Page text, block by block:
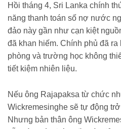
Hồi tháng 4, Sri Lanka chính
năng thanh toán số nợ nước
đảo này gần như cạn kiệt
đã khan hiếm. Chính phủ đã
phòng và trường học không
tiết kiệm nhiên liệu.
Nếu ông Rajapaksa từ chức
Wickremesinghe sẽ tự động
Nhưng bản thân ông